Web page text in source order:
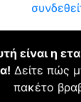
είναι η
Δείτε πώς
πακέτο